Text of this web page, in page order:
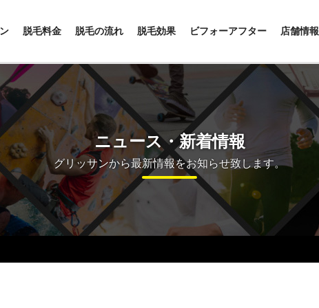
脱毛料金 脱毛の流れ 脱毛効果 ビフォーアフター 店舗情報
ニュース・新着情報
グリッサンから最新情報をお知らせ致します。